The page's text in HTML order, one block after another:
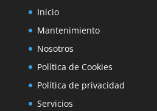
Inicio
Mantenimiento
Nosotros
Política de Cookies
Política de privacidad
Servicios